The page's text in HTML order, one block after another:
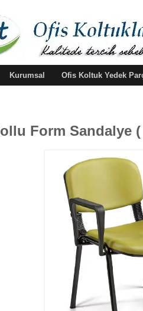
Kurumsal Ofis Koltuk Yedek
Form Sandalye